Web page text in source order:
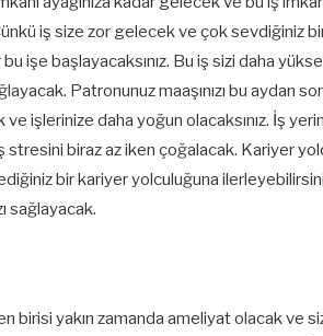
iş size zor gelecek ve çok sevdiğiniz
işe başlayacaksınız. Bu iş sizi daha
Patronunuz maaşınızı bu aydan
işlerinize daha yoğun olacaksınız. İş
biraz az iken çoğalacak. Kariyer
bir kariyer yolculuğuna
sağlayacak.
birisi yakın zamanda ameliyat olacak ve